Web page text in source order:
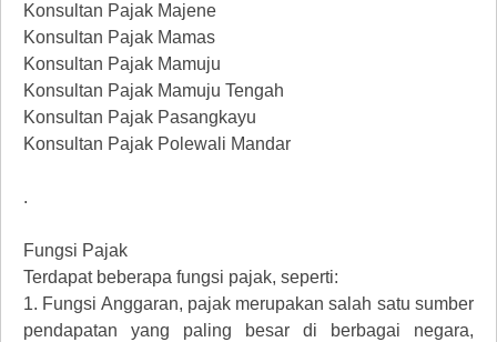
Konsultan Pajak Majene
Konsultan Pajak Mamas
Konsultan Pajak Mamuju
Konsultan Pajak Mamuju Tengah
Konsultan Pajak Pasangkayu
Konsultan Pajak Polewali Mandar
.
Fungsi Pajak
Terdapat beberapa fungsi pajak, seperti:
1. Fungsi Anggaran, pajak merupakan salah satu sumber
pendapatan yang paling besar di berbagai negara,